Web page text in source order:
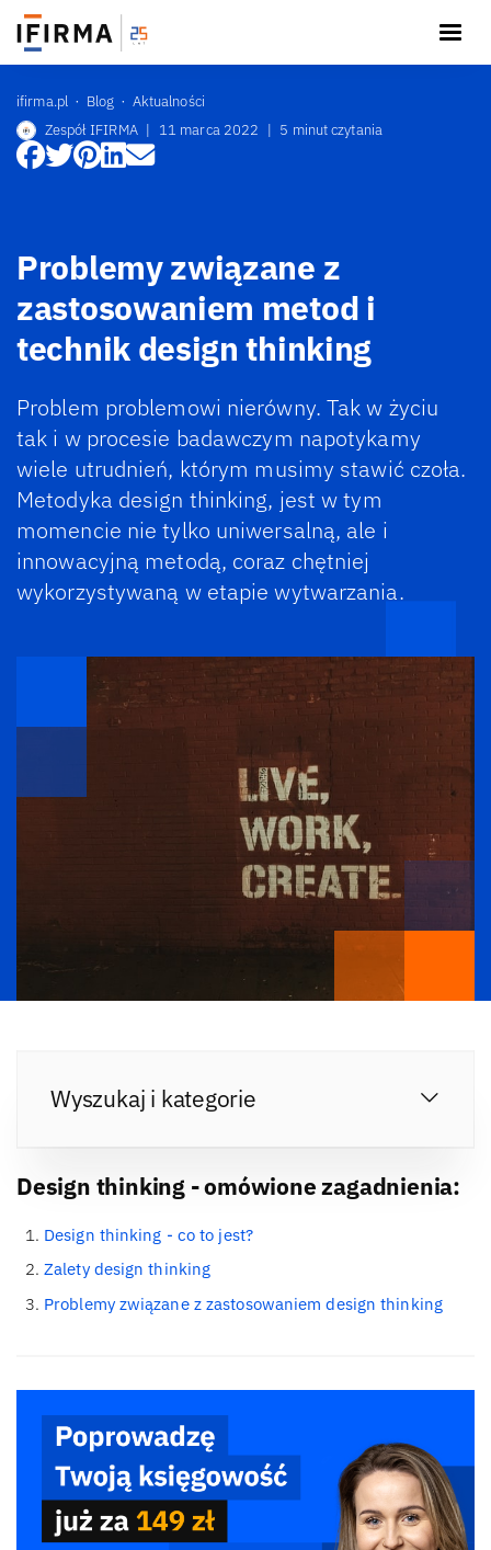
ifirma.pl Blog
Aktualności
Zespół IFIRMA | 11 marca 2022 | 5 minut czytania
Problemy związane z
zastosowaniem metod i
technik design thinking
Problem problemowi nierówny. Tak w życiu
tak i w procesie badawczym napotykamy
wiele utrudnień, którym musimy stawić czoła.
Metodyka design thinking, jest w tym
momencie nie tylko uniwersalną, ale i
innowacyjną metodą, coraz chętniej
wykorzystywaną w etapie wytwarzania.
Wyszukaj i kategorie
Design thinking - omówione zagadnienia:
Design thinking - co to jest?
Zalety design thinking
Problemy związane z zastosowaniem design thinking